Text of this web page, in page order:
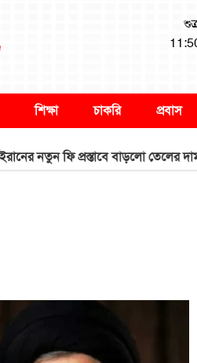
শিক্ষা চাকরি প্রবাস
ফি প্রস্তাবে বাড়লো তেলের দাম